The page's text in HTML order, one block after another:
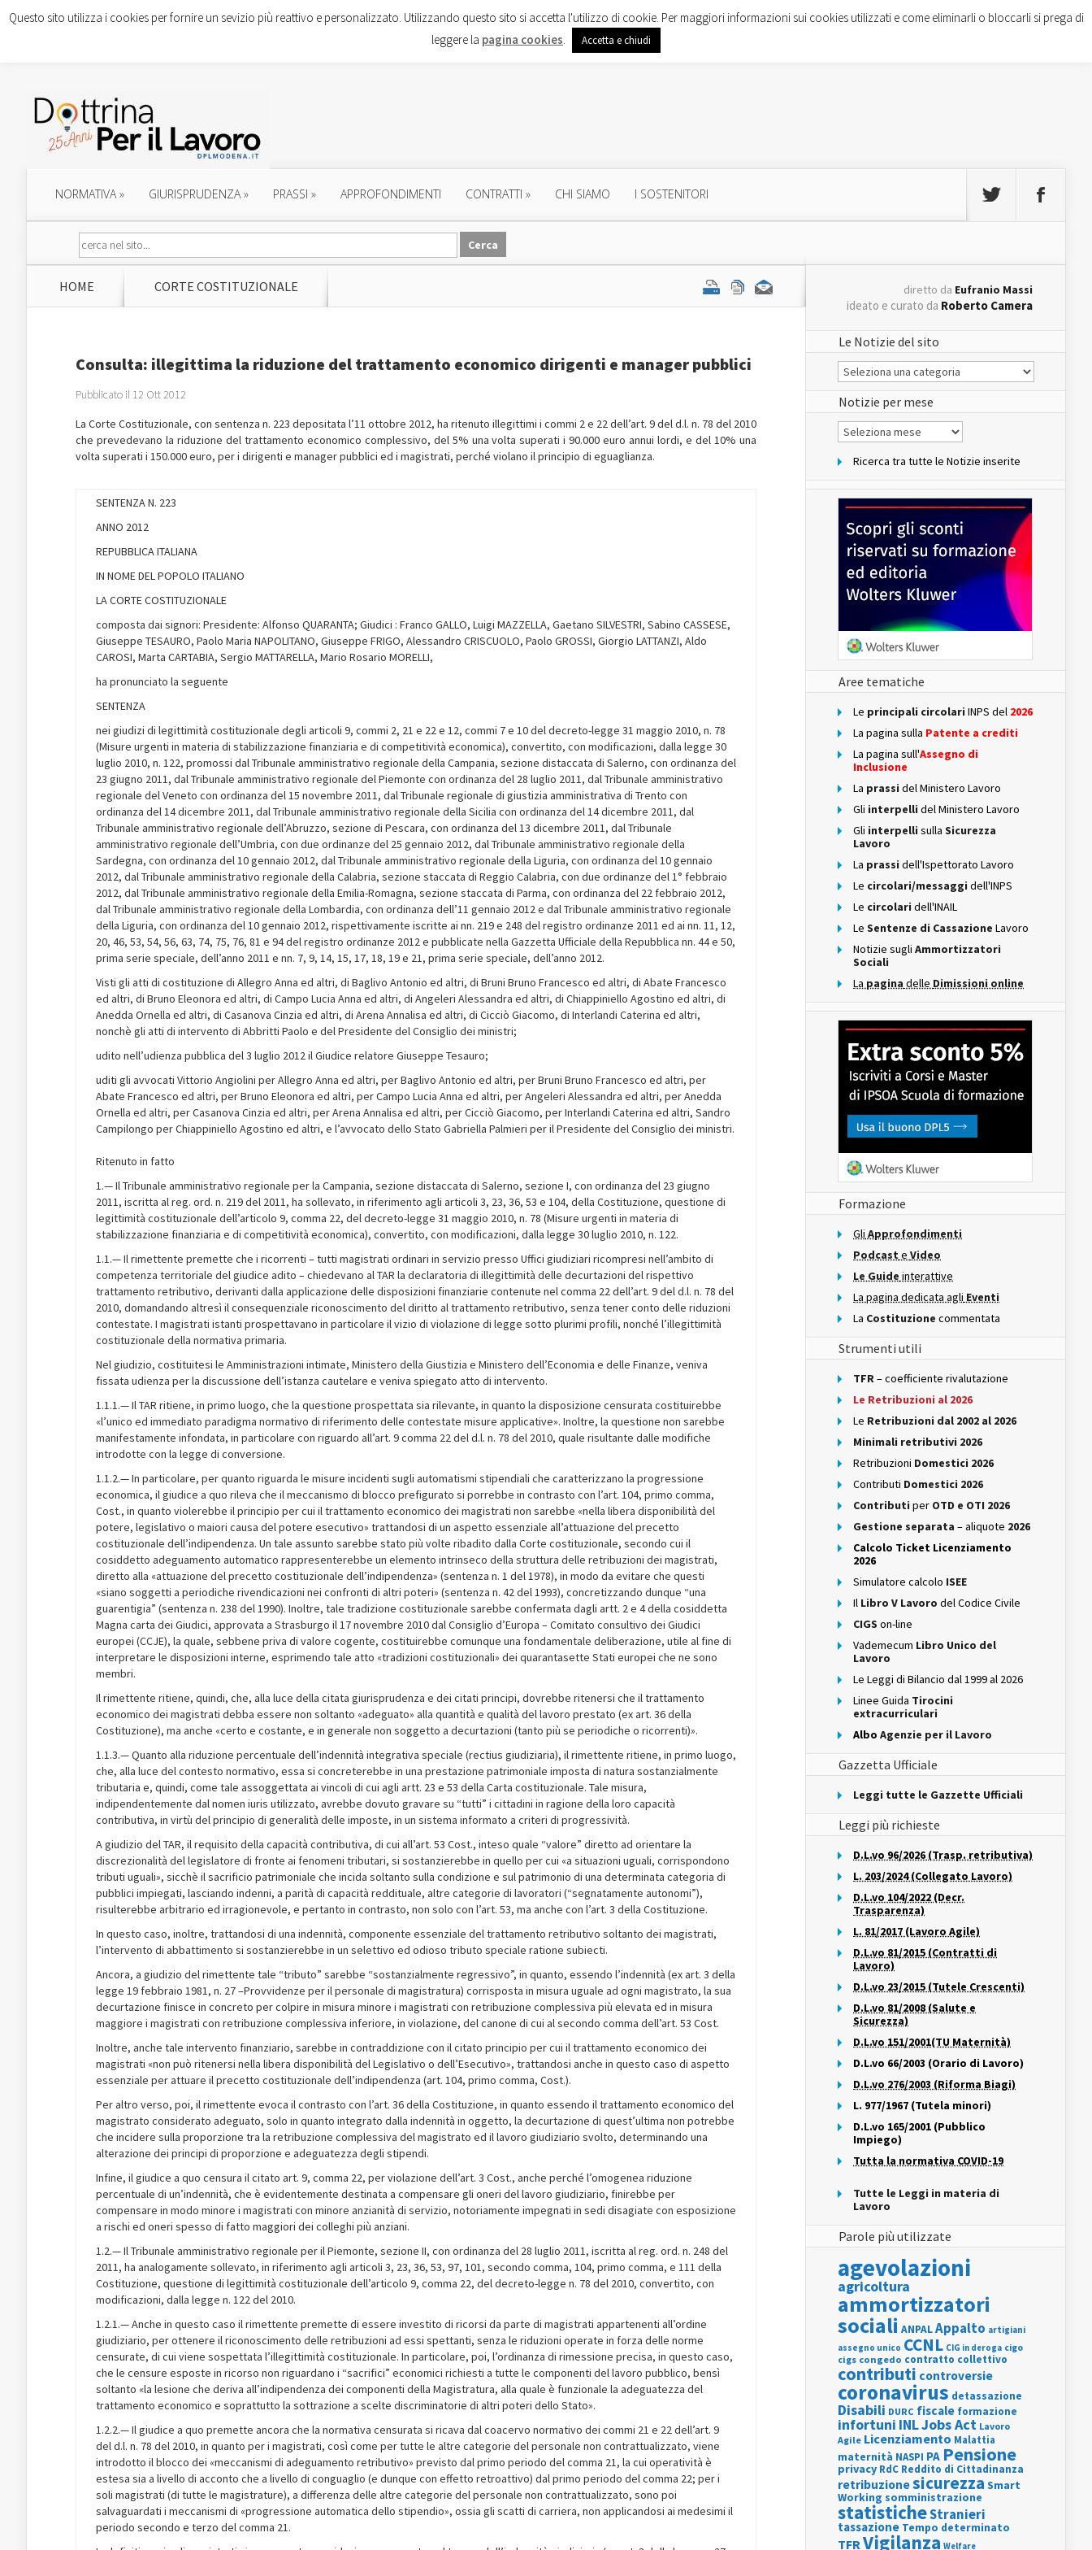
NORMATIVA» GIURISPRUDENZA» PRASSI » APPROFONDIMENTI CONTRATTI » CHI SIAMO I SOSTENITORI
HOME CORTE COSTITUZIONALE
Consulta: illegittima la riduzione del trattamento economico dirigenti e manager pubblici
Pubblicato il 12 Ott 2012
La Corte Costituzionale, con sentenza n. 223 depositata l’11 ottobre 2012, ha ritenuto illegittimi i commi 2 e 22 dell’art. 9 del d.l. n. 78 del 2010
che prevedevano la riduzione del trattamento economico complessivo, del 5% una volta superati i 90.000 euro annui lordi, e del 10% una
volta superati i 150.000 euro, per i dirigenti e manager pubblici ed i magistrati, perché violano il principio di eguaglianza.
SENTENZA N. 223
ANNO 2012
REPUBBLICA ITALIANA
IN NOME DEL POPOLO ITALIANO
LA CORTE COSTITUZIONALE
composta dai signori: Presidente: Alfonso QUARANTA; Giudici : Franco GALLO, Luigi MAZZELLA, Gaetano SILVESTRI, Sabino CASSESE,
Giuseppe TESAURO, Paolo Maria NAPOLITANO, Giuseppe FRIGO, Alessandro CRISCUOLO, Paolo GROSSI, Giorgio LATTANZI, Aldo
CAROSI, Marta CARTABIA, Sergio MATTARELLA, Mario Rosario MORELLI,
ha pronunciato la seguente
SENTENZA
nei giudizi di legittimità costituzionale degli articoli 9, commi 2, 21 e 22 e 12, commi 7 e 10 del decreto-legge 31 maggio 2010, n. 78
(Misure urgenti in materia di stabilizzazione finanziaria e di competitività economica), convertito, con modificazioni, dalla legge 30
luglio 2010, n. 122, promossi dal Tribunale amministrativo regionale della Campania, sezione distaccata di Salerno, con ordinanza del
23 giugno 2011, dal Tribunale amministrativo regionale del Piemonte con ordinanza del 28 luglio 2011, dal Tribunale amministrativo
regionale del Veneto con ordinanza del 15 novembre 2011, dal Tribunale regionale di giustizia amministrativa di Trento con
ordinanza del 14 dicembre 2011, dal Tribunale amministrativo regionale della Sicilia con ordinanza del 14 dicembre 2011, dal
Tribunale amministrativo regionale dell’Abruzzo, sezione di Pescara, con ordinanza del 13 dicembre 2011, dal Tribunale
amministrativo regionale dell’Umbria, con due ordinanze del 25 gennaio 2012, dal Tribunale amministrativo regionale della
Sardegna, con ordinanza del 10 gennaio 2012, dal Tribunale amministrativo regionale della Liguria, con ordinanza del 10 gennaio
2012, dal Tribunale amministrativo regionale della Calabria, sezione staccata di Reggio Calabria, con due ordinanze del 1° febbraio
2012, dal Tribunale amministrativo regionale della Emilia-Romagna, sezione staccata di Parma, con ordinanza del 22 febbraio 2012,
dal Tribunale amministrativo regionale della Lombardia, con ordinanza dell’11 gennaio 2012 e dal Tribunale amministrativo regionale
della Liguria, con ordinanza del 10 gennaio 2012, rispettivamente iscritte ai nn. 219 e 248 del registro ordinanze 2011 ed ai nn. 11, 12,
20, 46, 53, 54, 56, 63, 74, 75, 76, 81 e 94 del registro ordinanze 2012 e pubblicate nella Gazzetta Ufficiale della Repubblica nn. 44 e 50,
prima serie speciale, dell’anno 2011 e nn. 7, 9, 14, 15, 17, 18, 19 e 21, prima serie speciale, dell’anno 2012.
Visti gli atti di costituzione di Allegro Anna ed altri, di Baglivo Antonio ed altri, di Bruni Bruno Francesco ed altri, di Abate Francesco
ed altri, di Bruno Eleonora ed altri, di Campo Lucia Anna ed altri, di Angeleri Alessandra ed altri, di Chiappiniello Agostino ed altri, di
Anedda Ornella ed altri, di Casanova Cinzia ed altri, di Arena Annalisa ed altri, di Cicciò Giacomo, di Interlandi Caterina ed altri,
nonchè gli atti di intervento di Abbritti Paolo e del Presidente del Consiglio dei ministri;
udito nell’udienza pubblica del 3 luglio 2012 il Giudice relatore Giuseppe Tesauro;
uditi gli avvocati Vittorio Angiolini per Allegro Anna ed altri, per Baglivo Antonio ed altri, per Bruni Bruno Francesco ed altri, per
Abate Francesco ed altri, per Bruno Eleonora ed altri, per Campo Lucia Anna ed altri, per Angeleri Alessandra ed altri, per Anedda
Ornella ed altri, per Casanova Cinzia ed altri, per Arena Annalisa ed altri, per Cicciò Giacomo, per Interlandi Caterina ed altri, Sandro
Campilongo per Chiappiniello Agostino ed altri, e l’avvocato dello Stato Gabriella Palmieri per il Presidente del Consiglio dei ministri.
Ritenuto in fatto
1.— Il Tribunale amministrativo regionale per la Campania, sezione distaccata di Salerno, sezione I, con ordinanza del 23 giugno
2011, iscritta al reg. ord. n. 219 del 2011, ha sollevato, in riferimento agli articoli 3, 23, 36, 53 e 104, della Costituzione, questione di
legittimità costituzionale dell’articolo 9, comma 22, del decreto-legge 31 maggio 2010, n. 78 (Misure urgenti in materia di
stabilizzazione finanziaria e di competitività economica), convertito, con modificazioni, dalla legge 30 luglio 2010, n. 122.
1.1.— Il rimettente premette che i ricorrenti – tutti magistrati ordinari in servizio presso Uffici giudiziari ricompresi nell’ambito di
competenza territoriale del giudice adito – chiedevano al TAR la declaratoria di illegittimità delle decurtazioni del rispettivo
trattamento retributivo, derivanti dalla applicazione delle disposizioni finanziarie contenute nel comma 22 dell’art. 9 del d.l. n. 78 del
2010, domandando altresì il consequenziale riconoscimento del diritto al trattamento retributivo, senza tener conto delle riduzioni
contestate. I magistrati istanti prospettavano in particolare il vizio di violazione di legge sotto plurimi profili, nonché l’illegittimità
costituzionale della normativa primaria.
Nel giudizio, costituitesi le Amministrazioni intimate, Ministero della Giustizia e Ministero dell’Economia e delle Finanze, veniva
fissata udienza per la discussione dell’istanza cautelare e veniva spiegato atto di intervento.
1.1.1.— Il TAR ritiene, in primo luogo, che la questione prospettata sia rilevante, in quanto la disposizione censurata costituirebbe
«l’unico ed immediato paradigma normativo di riferimento delle contestate misure applicative». Inoltre, la questione non sarebbe
manifestamente infondata, in particolare con riguardo all’art. 9 comma 22 del d.l. n. 78 del 2010, quale risultante dalle modifiche
introdotte con la legge di conversione.
1.1.2.— In particolare, per quanto riguarda le misure incidenti sugli automatismi stipendiali che caratterizzano la progressione
economica, il giudice a quo rileva che il meccanismo di blocco prefigurato si porrebbe in contrasto con l’art. 104, primo comma,
Cost., in quanto violerebbe il principio per cui il trattamento economico dei magistrati non sarebbe «nella libera disponibilità del
potere, legislativo o maiori causa del potere esecutivo» trattandosi di un aspetto essenziale all’attuazione del precetto
costituzionale dell’indipendenza. Un tale assunto sarebbe stato più volte ribadito dalla Corte costituzionale, secondo cui il
cosiddetto adeguamento automatico rappresenterebbe un elemento intrinseco della struttura delle retribuzioni dei magistrati,
diretto alla «attuazione del precetto costituzionale dell’indipendenza» (sentenza n. 1 del 1978), in modo da evitare che questi
«siano soggetti a periodiche rivendicazioni nei confronti di altri poteri» (sentenza n. 42 del 1993), concretizzando dunque “una
guarentigia” (sentenza n. 238 del 1990). Inoltre, tale tradizione costituzionale sarebbe confermata dagli artt. 2 e 4 della cosiddetta
Magna carta dei Giudici, approvata a Strasburgo il 17 novembre 2010 dal Consiglio d’Europa – Comitato consultivo dei Giudici
europei (CCJE), la quale, sebbene priva di valore cogente, costituirebbe comunque una fondamentale deliberazione, utile al fine di
interpretare le disposizioni interne, esprimendo tale atto «tradizioni costituzionali» dei quarantasette Stati europei che ne sono
membri.
Il rimettente ritiene, quindi, che, alla luce della citata giurisprudenza e dei citati principi, dovrebbe ritenersi che il trattamento
economico dei magistrati debba essere non soltanto «adeguato» alla quantità e qualità del lavoro prestato (ex art. 36 della
Costituzione), ma anche «certo e costante, e in generale non soggetto a decurtazioni (tanto più se periodiche o ricorrenti)».
1.1.3.— Quanto alla riduzione percentuale dell’indennità integrativa speciale (rectius giudiziaria), il rimettente ritiene, in primo luogo,
che, alla luce del contesto normativo, essa si concreterebbe in una prestazione patrimoniale imposta di natura sostanzialmente
tributaria e, quindi, come tale assoggettata ai vincoli di cui agli artt. 23 e 53 della Carta costituzionale. Tale misura,
indipendentemente dal nomen iuris utilizzato, avrebbe dovuto gravare su “tutti” i cittadini in ragione della loro capacità
contributiva, in virtù del principio di generalità delle imposte, in un sistema informato a criteri di progressività.
A giudizio del TAR, il requisito della capacità contributiva, di cui all’art. 53 Cost., inteso quale “valore” diretto ad orientare la
discrezionalità del legislatore di fronte ai fenomeni tributari, si sostanzierebbe in quello per cui «a situazioni uguali, corrispondono
tributi uguali», sicchè il sacrificio patrimoniale che incida soltanto sulla condizione e sul patrimonio di una determinata categoria di
pubblici impiegati, lasciando indenni, a parità di capacità reddituale, altre categorie di lavoratori (“segnatamente autonomi”),
risulterebbe arbitrario ed irragionevole, e pertanto in contrasto, non solo con l’art. 53, ma anche con l’art. 3 della Costituzione.
In questo caso, inoltre, trattandosi di una indennità, componente essenziale del trattamento retributivo soltanto dei magistrati,
l’intervento di abbattimento si sostanzierebbe in un selettivo ed odioso tributo speciale ratione subiecti.
Ancora, a giudizio del rimettente tale “tributo” sarebbe “sostanzialmente regressivo”, in quanto, essendo l’indennità (ex art. 3 della
legge 19 febbraio 1981, n. 27 –Provvidenze per il personale di magistratura) corrisposta in misura uguale ad ogni magistrato, la sua
decurtazione finisce in concreto per colpire in misura minore i magistrati con retribuzione complessiva più elevata ed in misura
maggiore i magistrati con retribuzione complessiva inferiore, in violazione, del canone di cui al secondo comma dell’art. 53 Cost.
Inoltre, anche tale intervento finanziario, sarebbe in contraddizione con il citato principio per cui il trattamento economico dei
magistrati «non può ritenersi nella libera disponibilità del Legislativo o dell’Esecutivo», trattandosi anche in questo caso di aspetto
essenziale per attuare il precetto costituzionale dell’indipendenza (art. 104, primo comma, Cost.).
Per altro verso, poi, il rimettente evoca il contrasto con l’art. 36 della Costituzione, in quanto essendo il trattamento economico del
magistrato considerato adeguato, solo in quanto integrato dalla indennità in oggetto, la decurtazione di quest’ultima non potrebbe
che incidere sulla proporzione tra la retribuzione complessiva del magistrato ed il lavoro giudiziario svolto, determinando una
alterazione dei principi di proporzione e adeguatezza degli stipendi.
Infine, il giudice a quo censura il citato art. 9, comma 22, per violazione dell’art. 3 Cost., anche perché l’omogenea riduzione
percentuale di un’indennità, che è evidentemente destinata a compensare gli oneri del lavoro giudiziario, finirebbe per
compensare in modo minore i magistrati con minore anzianità di servizio, notoriamente impegnati in sedi disagiate con esposizione
a rischi ed oneri spesso di fatto maggiori dei colleghi più anziani.
1.2.— Il Tribunale amministrativo regionale per il Piemonte, sezione II, con ordinanza del 28 luglio 2011, iscritta al reg. ord. n. 248 del
2011, ha analogamente sollevato, in riferimento agli articoli 3, 23, 36, 53, 97, 101, secondo comma, 104, primo comma, e 111 della
Costituzione, questione di legittimità costituzionale dell’articolo 9, comma 22, del decreto-legge n. 78 del 2010, convertito, con
modificazioni, dalla legge n. 122 del 2010.
1.2.1.— Anche in questo caso il rimettente premette di essere investito di ricorsi da parte di magistrati appartenenti all’ordine
giudiziario, per ottenere il riconoscimento delle retribuzioni ad essi spettanti, senza le riduzioni operate in forza delle norme
censurate, di cui viene sospettata l’illegittimità costituzionale. In particolare, poi, l’ordinanza di rimessione precisa, in questo caso,
che le censure esposte in ricorso non riguardano i “sacrifici” economici richiesti a tutte le componenti del lavoro pubblico, bensì
soltanto «la lesione che deriva all’indipendenza dei componenti della Magistratura, alla quale è funzionale la adeguatezza del
trattamento economico e soprattutto la sottrazione a scelte discriminatorie di altri poteri dello Stato».
1.2.2.— Il giudice a quo premette ancora che la normativa censurata si ricava dal coacervo normativo dei commi 21 e 22 dell’art. 9
del d.l. n. 78 del 2010, in quanto per i magistrati, così come per tutte le altre categorie del personale non contrattualizzato, viene
introdotto il blocco dei «meccanismi di adeguamento retributivo» previsto dal primo periodo del comma 21, la cui operatività è
estesa sia a livello di acconto che a livello di conguaglio (e dunque con effetto retroattivo) dal primo periodo del comma 22; per i
soli magistrati (di tutte le magistrature), a differenza delle altre categorie del personale non contrattualizzato, sono poi
salvaguardati i meccanismi di «progressione automatica dello stipendio», ossia gli scatti di carriera, non applicandosi ai medesimi il
periodo secondo e terzo del comma 21.
diretto da Eufranio Massi
ideato e curato da Roberto Camera
Le Notizie del sito
Le
Notizie
del
sito
Notizie per mese
Notizie
per
Ricerca tra tutte le Notizie inserite
Aree tematiche
Le principali circolari INPS del 2026
La pagina sulla Patente a crediti
La pagina sull'Assegno di
Inclusione
La prassi del Ministero Lavoro
Gli interpelli del Ministero Lavoro
Gli interpelli sulla Sicurezza
Lavoro
La prassi dell'Ispettorato Lavoro
Le circolari/messaggi dell'INPS
Le circolari dell'INAIL
Le Sentenze di Cassazione Lavoro
Notizie sugli Ammortizzatori
Sociali
La pagina delle Dimissioni online
Formazione
Gli Approfondimenti
Podcast e Video
Le Guide interattive
La pagina dedicata agli Eventi
La Costituzione commentata
Strumenti utili
TFR– coefficiente rivalutazione
Le Retribuzioni al 2026
Le Retribuzioni dal 2002 al 2026
Minimali retributivi 2026
Retribuzioni Domestici 2026
Contributi Domestici 2026
Contributi per OTD e OTI 2026
Gestione separata – aliquote 2026
Calcolo Ticket Licenziamento
2026
Simulatore calcolo ISEE
Il Libro V Lavoro del Codice Civile
CIGS on-line
Vademecum Libro Unico del
Lavoro
Le Leggi di Bilancio dal 1999 al 2026
Linee Guida Tirocini
extracurriculari
Albo Agenzie per il Lavoro
Gazzetta Ufficiale
Leggi tutte le Gazzette Ufficiali
Leggi più richieste
D.L.vo 96/2026 (Trasp. retributiva)
L. 203/2024 (Collegato Lavoro)
D.L.vo 104/2022 (Decr.
Trasparenza)
L. 81/2017 (Lavoro Agile)
D.L.vo 81/2015 (Contratti di
Lavoro)
D.L.vo 23/2015 (Tutele Crescenti)
D.L.vo 81/2008 (Salute e
Sicurezza)
D.L.vo 151/2001(TU Maternità)
D.L.vo 66/2003 (Orario di Lavoro)
D.L.vo 276/2003 (Riforma Biagi)
L. 977/1967 (Tutela minori)
D.L.vo 165/2001 (Pubblico
Impiego)
Tutta la normativa COVID-19
Tutte le Leggi in materia di
Lavoro
Parole più utilizzate
agevolazioni
agricoltura
ammortizzatori
sociali ANPALAppalto artigiani
assegno unico CCNL CIG in deroga cigo
cigs congedo contratto collettivo
contributi controversie
coronavirus detassazione
Disabili DURC fiscale formazione
infortuni INLJobs Act Lavoro
Agile Licenziamento Malattia
maternità NASPI PA Pensione
privacy RdC Reddito di Cittadinanza
retribuzionesicurezza Smart
Working somministrazione
statisticheStranieri
tassazione Tempo determinato
TFRVigilanza Welfare
Questo sito utilizza i cookies per fornire un sevizio più reattivo e personalizzato. Utilizzando questo sito si accetta l'utilizzo di cookie. Per maggiori informazioni sui cookies utilizzati e come eliminarli o bloccarli si prega di
leggere la pagina cookies. Accetta e chiudi